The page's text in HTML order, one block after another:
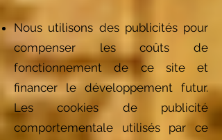
Nous utilisons des publicités pour
compenser les coûts de
fonctionnement de ce site et
financer le développement futur.
Les cookies de publicité
comportementale utilisés par ce